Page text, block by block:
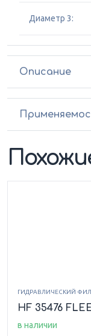
Диаметр 3:
Описание
ГИДРАВЛИЧЕСКИЙ
HF 35476
в наличии